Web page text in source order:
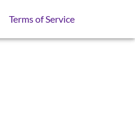
Terms of Service